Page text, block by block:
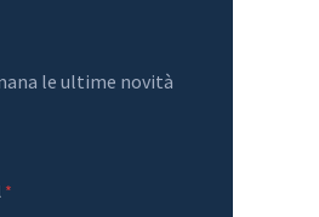
le ultime novità
*